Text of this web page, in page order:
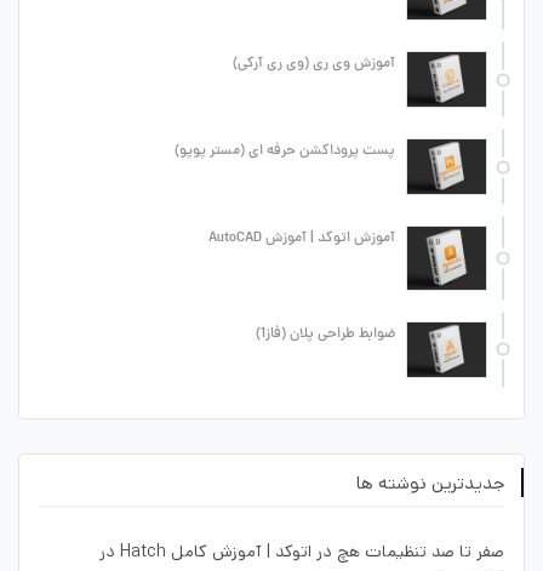
آموزش وی ری (وی ری آرکی)
پست پروداکشن حرفه ای (مستر پوپو)
آموزش اتوکد | آموزش AutoCAD
ضوابط طراحی پلان (فاز1)
جدیدترین نوشته ها
صفر تا صد تنظیمات هچ در اتوکد | آموزش کامل Hatch در